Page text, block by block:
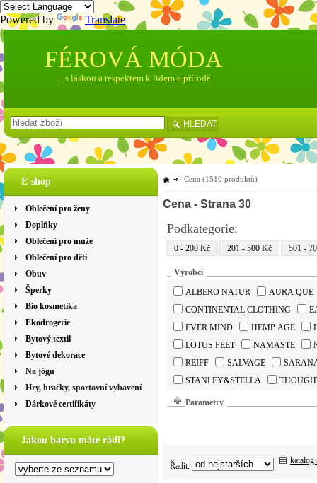
Powered by Translate
E-shop
Oblečení pro ženy
Doplňky
Oblečení pro muže
Oblečení pro děti
Obuv
Šperky
Bio kosmetika
Ekodrogerie
Bytový textil
Bytové dekorace
Na jógu
Hry, hračky, sportovní vybavení
Dárkové certifikáty
Jakou barvu máte rádi?
Cena (1510 produktů)
Cena - Strana 30
Podkategorie:
0 - 200 Kč 201 - 500 Kč 501 -
Výrobci
ALBERO NATUR
AURA QUE
CONTINENTAL CLOTHING
EVER MIND
HEMP AGE
LOTUS FEET
NAMASTE
REIFF
SALVAGE
STANLEY&STELLA
Parametry
Řadit:
katalog
FÉROVÁ MÓDA
... s láskou a respektem k lidem a přírodě
HLEDAT